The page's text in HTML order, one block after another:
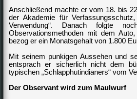
Anschließend machte er vom 18. bis
der Akademie für
Verwendung“. Danach folgte
Observationsmethoden mit dem
bezog er ein Monatsgehalt von 1.800
Mit seinem punkigen Aussehen und
entsprach er sicherlich nicht dem
typischen „Schlapphutindianers“ vom
Der Observant wird zum Maulwurf